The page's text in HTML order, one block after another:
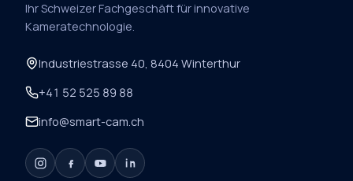
Ihr Schweizer Fachgeschäft für innovative
Kameratechnologie.
Industriestrasse 40, 8404 Winterthur
+41 52 525 89 88
info@smart-cam.ch